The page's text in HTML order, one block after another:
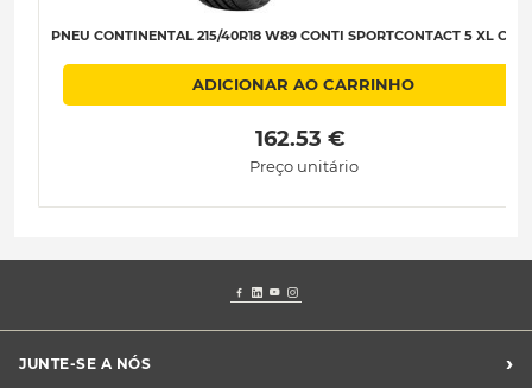
PNEU CONTINENTAL 215/40R18 W89 CONTI SPORTCONTACT 5 XL C-B-
ADICIONAR AO CARRINHO
162.53 €
Preço unitário
JUNTE-SE A NÓS ›